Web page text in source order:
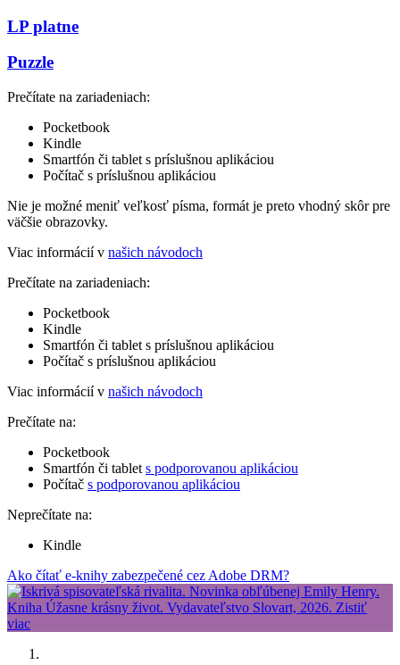
LP platne
Puzzle
Prečítate na zariadeniach:
Pocketbook
Kindle
Smartfón či tablet s príslušnou aplikáciou
Počítač s príslušnou aplikáciou
Nie je možné meniť veľkosť písma, formát je preto vhodný skôr pre
väčšie obrazovky.
Viac informácií v našich návodoch
Prečítate na zariadeniach:
Pocketbook
Kindle
Smartfón či tablet s príslušnou aplikáciou
Počítač s príslušnou aplikáciou
Viac informácií v našich návodoch
Prečítate na:
Pocketbook
Smartfón či tablet s podporovanou aplikáciou
Počítač s podporovanou aplikáciou
Neprečítate na:
Kindle
Ako čítať e-knihy zabezpečené cez Adobe DRM?